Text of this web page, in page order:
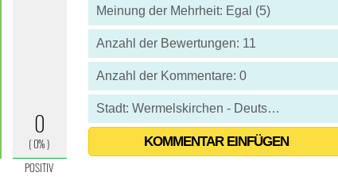
Meinung der Mehrheit: Egal (5)
Anzahl der Bewertungen: 11
Anzahl der Kommentare: 0
Stadt: Wermelskirchen - Deutschland
KOMMENTAR EINFÜGEN